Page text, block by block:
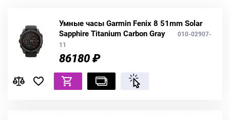
Умные часы Garmin Fenix 8 51mm Solar
Sapphire Titanium Carbon Gray
010-02907-
11
86180 ₽